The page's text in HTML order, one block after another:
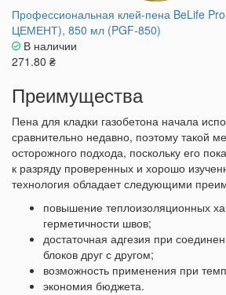
Профессиональная клей-пена BeLife
ЦЕМЕНТ), 850 мл (PGF-850)
В наличии
271.80 ₴
Преимущества
Пена для кладки газобетона начала
сравнительно недавно, поэтому такой
осторожного подхода, поскольку его
к разряду проверенных и хорошо
технология обладает следующими
повышение теплоизоляционных
герметичности швов;
достаточная адгезия при
блоков друг с другом;
возможность применения при
экономия бюджета.